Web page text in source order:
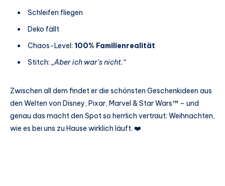
Schleifen fliegen
Deko fällt
Chaos-Level: 100% Familienrealität
Stitch: „Aber ich war’s nicht.“
Zwischen all dem findet er die schönsten Geschenkideen aus
den Welten von Disney, Pixar, Marvel & Star Wars™ – und
genau das macht den Spot so herrlich vertraut: Weihnachten,
wie es bei uns zu Hause wirklich läuft. ❤️